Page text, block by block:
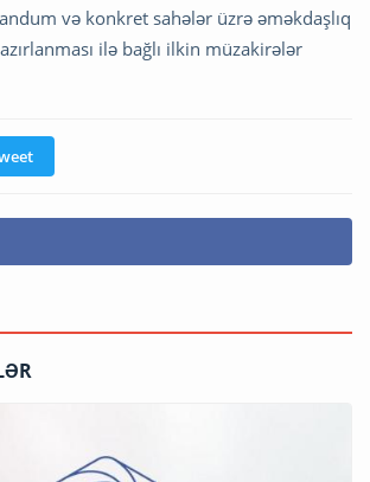
və konkret sahələr üzrə əməkdaşlıq
ilə bağlı ilkin müzakirələr